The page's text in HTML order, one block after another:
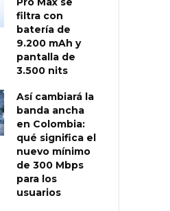
filtra con
batería de
9.200 mAh y
pantalla de
3.500 nits
Así cambiará la
banda ancha
en Colombia:
qué significa el
nuevo mínimo
de 300 Mbps
para los
usuarios